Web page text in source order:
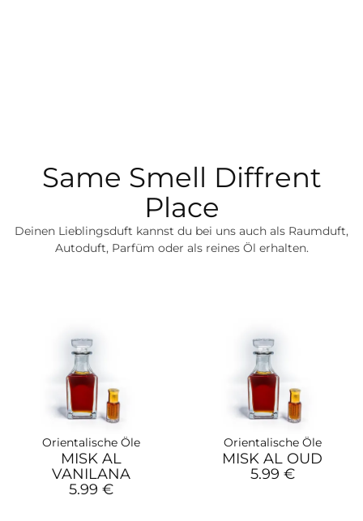
Same Smell Diffrent
Place
Deinen Lieblingsduft kannst du bei uns auch als Raumduft,
Autoduft, Parfüm oder als reines Öl erhalten.
Orientalische Öle
MISK AL
VANILANA
5.99 €
Orientalische Öle
MISK AL OUD
5.99 €